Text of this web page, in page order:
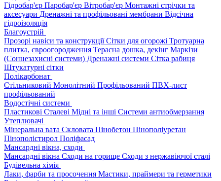
Гідробар'єр Паробар'єр Вітробар'єр Монтажні стрічки та
аксесуари Дренажні та профільовані мембрани Відсічна
гідроізоляція
Благоустрій
Прозорі навіси та конструкціїСітки для огорожі Тротуарна
плитка, євроогородження Терасна дошка, декінг Маркізи
(Сонцезахисні системи) Дренажні системи Сітка рабиця
Штукатурні сітки
Полікарбонат
Стільниковий Монолітний Профільований ПВХ-лист
профільований
Водостічні системи
Пластикові Сталеві Мідні та інші Системи антиобмерзання
Утеплювачі
Мінеральна вата Скловата Пінобетон Пінополіуретан
Пінополістирол Поліфасад
Мансардні вікна, сходи
Мансардні вікна Сходи на горище Сходи з нержавіючої сталі
Будівельна хімія
Лаки, фарби та просочення Мастики, праймери та герметики